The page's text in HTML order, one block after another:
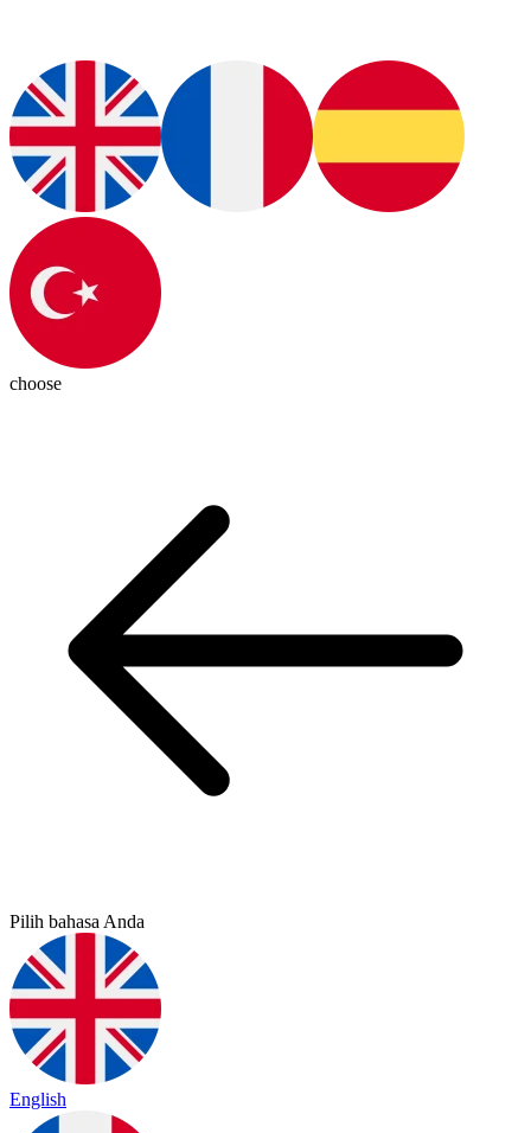
choose
Pilih bahasa Anda
English